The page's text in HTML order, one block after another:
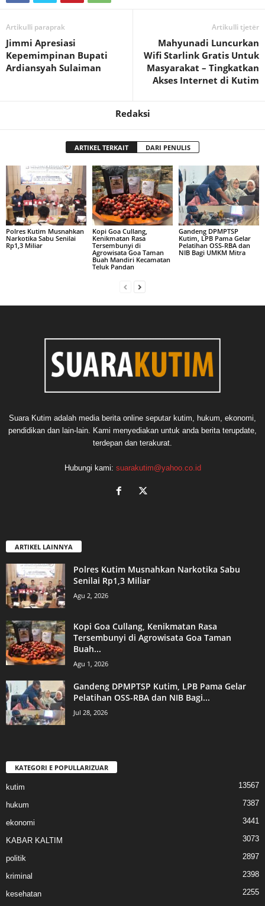
Artikulli paraprak
Jimmi Apresiasi
Kepemimpinan Bupati
Ardiansyah Sulaiman
Artikulli tjetër
Mahyunadi Luncurkan
Wifi Starlink Gratis Untuk
Masyarakat – Tingkatkan
Akses Internet di Kutim
Redaksi
ARTIKEL TERKAIT DARI PENULIS
Polres Kutim Musnahkan
Narkotika Sabu Senilai
Rp1,3 Miliar
Kopi Goa Cullang,
Kenikmatan Rasa
Tersembunyi di
Agrowisata Goa Taman
Buah Mandiri Kecamatan
Teluk Pandan
Gandeng DPMPTSP
Kutim, LPB Pama Gelar
Pelatihan OSS-RBA dan
NIB Bagi UMKM Mitra
Suara Kutim adalah media berita online seputar kutim, hukum, ekonomi,
pendidikan dan lain-lain. Kami menyediakan untuk anda berita terupdate,
terdepan dan terakurat.
Hubungi kami: suarakutim@yahoo.co.id
ARTIKEL LAINNYA
Polres Kutim Musnahkan Narkotika Sabu
Senilai Rp1,3 Miliar
Agu 2, 2026
Kopi Goa Cullang, Kenikmatan Rasa
Tersembunyi di Agrowisata Goa Taman
Buah...
Agu 1, 2026
Gandeng DPMPTSP Kutim, LPB Pama Gelar
Pelatihan OSS-RBA dan NIB Bagi...
Jul 28, 2026
KATEGORI E POPULLARIZUAR
kutim 13567
hukum 7387
ekonomi 3441
KABAR KALTIM 3073
politik 2897
kriminal 2398
kesehatan 2255